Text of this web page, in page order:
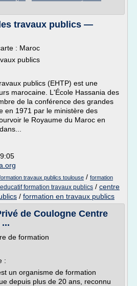
travaux publics —
: Maroc
publics
publics (EHTP) est une
marocaine. L'École Hassania des
de la conférence des grandes
en 1971 par le ministère des
le Royaume du Maroc en
travaux publics toulouse / formation
formation travaux publics / centre
/ formation en travaux publics
de Coulogne Centre
de formation
:
un organisme de formation
depuis plus de 20 ans, reconnu